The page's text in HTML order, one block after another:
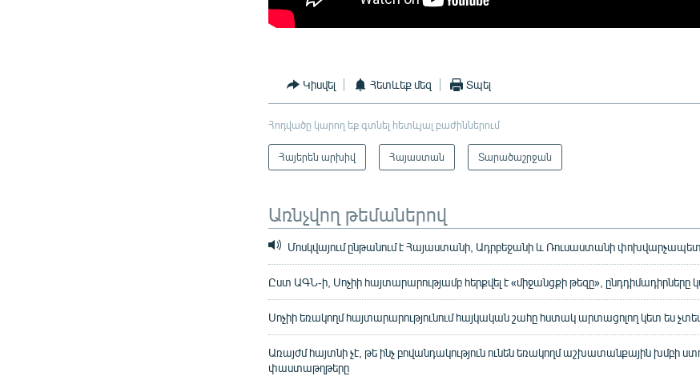
Կիսվել Հետևեք մեզ Տպել
Հոդվածը կարող եք գտնել հետևյալ բաժիններում
Հայերեն արխիվ Հայաստան Տարածաշրջան
Առնչվող թեմաներով
Մոսկվայում ընթանում է Հայաստանի, Ադրբեջանի և Ռուսաստանի
Ըստ ԱԳՆ-ի, Սոչիի հայտարարությամբ հերքվել է «միջանցքի թեզը», ընդդիմադիրները
Սոչիի եռակողմ հայտարարությունում հայկական շահը հստակ արտացոլող կետ ես
Առայժմ հայտնի չէ, թե ինչ բովանդակություն ունեն եռակողմ աշխատանքային խմբի
փաստաթղթերը